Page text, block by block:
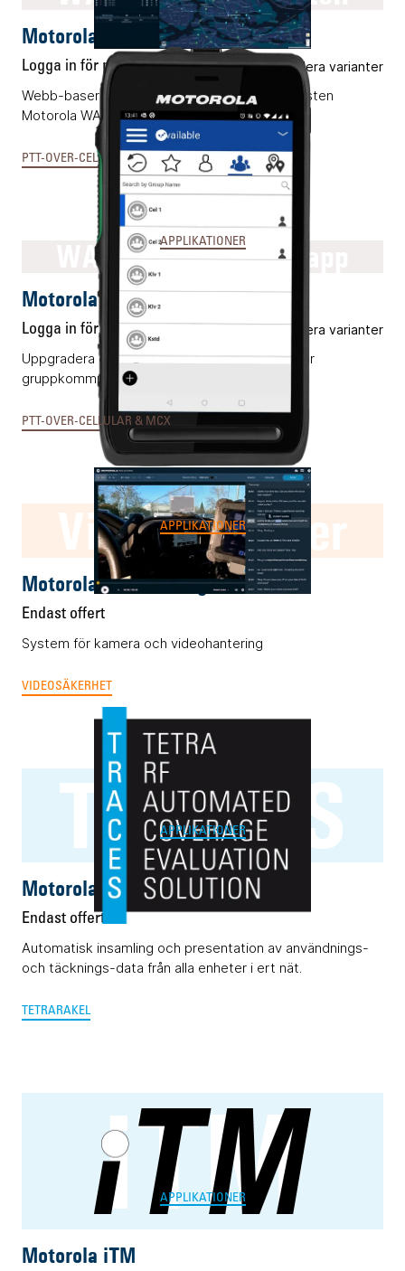
Motorola WAVE PTX™ dispatch
Logga in för pris Flera varianter
Webb-baserad operatörsplats för PTToC-tjänsten
Motorola WAVE PTX™
PTT-OVER-CELLULAR & MCX
WAVE PTX™ mobile app
APPLIKATIONER
Motorola WAVE PTX™ mobile app
Logga in för pris Flera varianter
Uppgradera era mobiltelefoner med omedelbar
gruppkommunikation.
PTT-OVER-CELLULAR & MCX
VideoManager
APPLIKATIONER
Motorola VideoManager
Endast offert
System för kamera och videohantering
VIDEOSÄKERHET
TRACES
APPLIKATIONER
Motorola TRACES
Endast offert
Automatisk insamling och presentation av användnings-
och täcknings-data från alla enheter i ert nät.
TETRARAKEL
iTM
APPLIKATIONER
Motorola iTM